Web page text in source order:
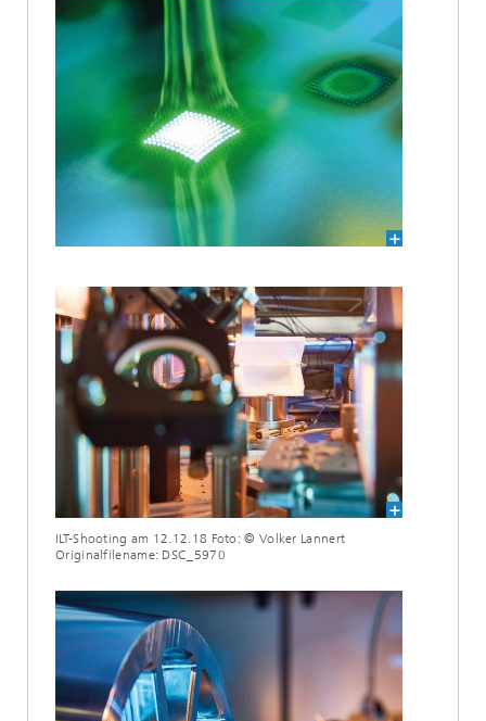
ILT-Shooting am 12.12.18 Foto: © Volker Lannert
Originalfilename: DSC_5970